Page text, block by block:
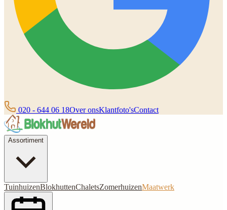
020 - 644 06 18Over onsKlantfoto'sContact
Assortiment
TuinhuizenBlokhuttenChaletsZomerhuizenMaatwerk